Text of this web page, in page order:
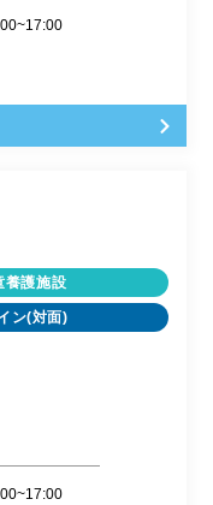
養護施設
ン(対面)